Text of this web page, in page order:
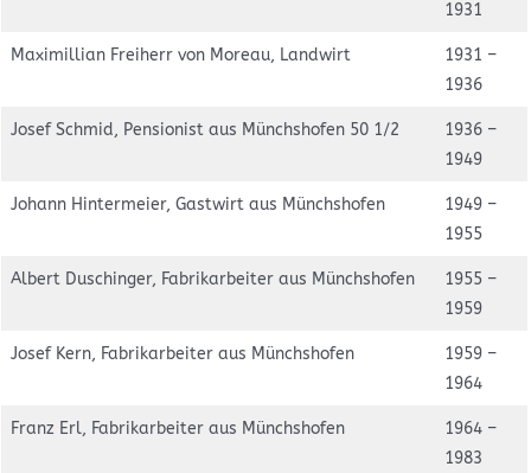
1931
Maximillian Freiherr von Moreau, Landwirt
1931 –
1936
Josef Schmid, Pensionist aus Münchshofen 50 1/2
1936 –
1949
Johann Hintermeier, Gastwirt aus Münchshofen
1949 –
1955
Albert Duschinger, Fabrikarbeiter aus Münchshofen
1955 –
1959
Josef Kern, Fabrikarbeiter aus Münchshofen
1959 –
1964
Franz Erl, Fabrikarbeiter aus Münchshofen
1964 –
1983